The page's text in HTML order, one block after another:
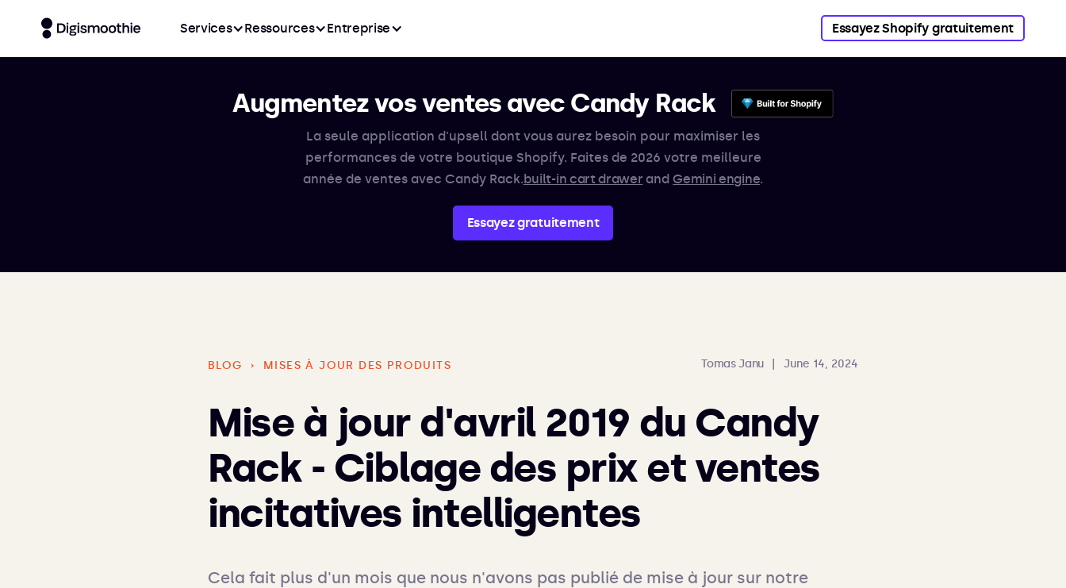
Services Ressources Entreprise Essayez Shopify gratuitement
Augmentez vos ventes avec Candy Rack
La seule application d'upsell dont vous aurez besoin pour maximiser les
performances de votre boutique Shopify. Faites de 2026 votre meilleure
année de ventes avec Candy Rack.built-in cart drawer andGemini engine.
Essayez gratuitement
BLOG › MISES À JOUR DES PRODUITS Tomas Janu June 14, 2024
Mise à jour d'avril 2019 du Candy
Rack - Ciblage des prix et ventes
incitatives intelligentes
Cela fait plus d'un mois que nous n'avons pas publié de mise à jour sur notre